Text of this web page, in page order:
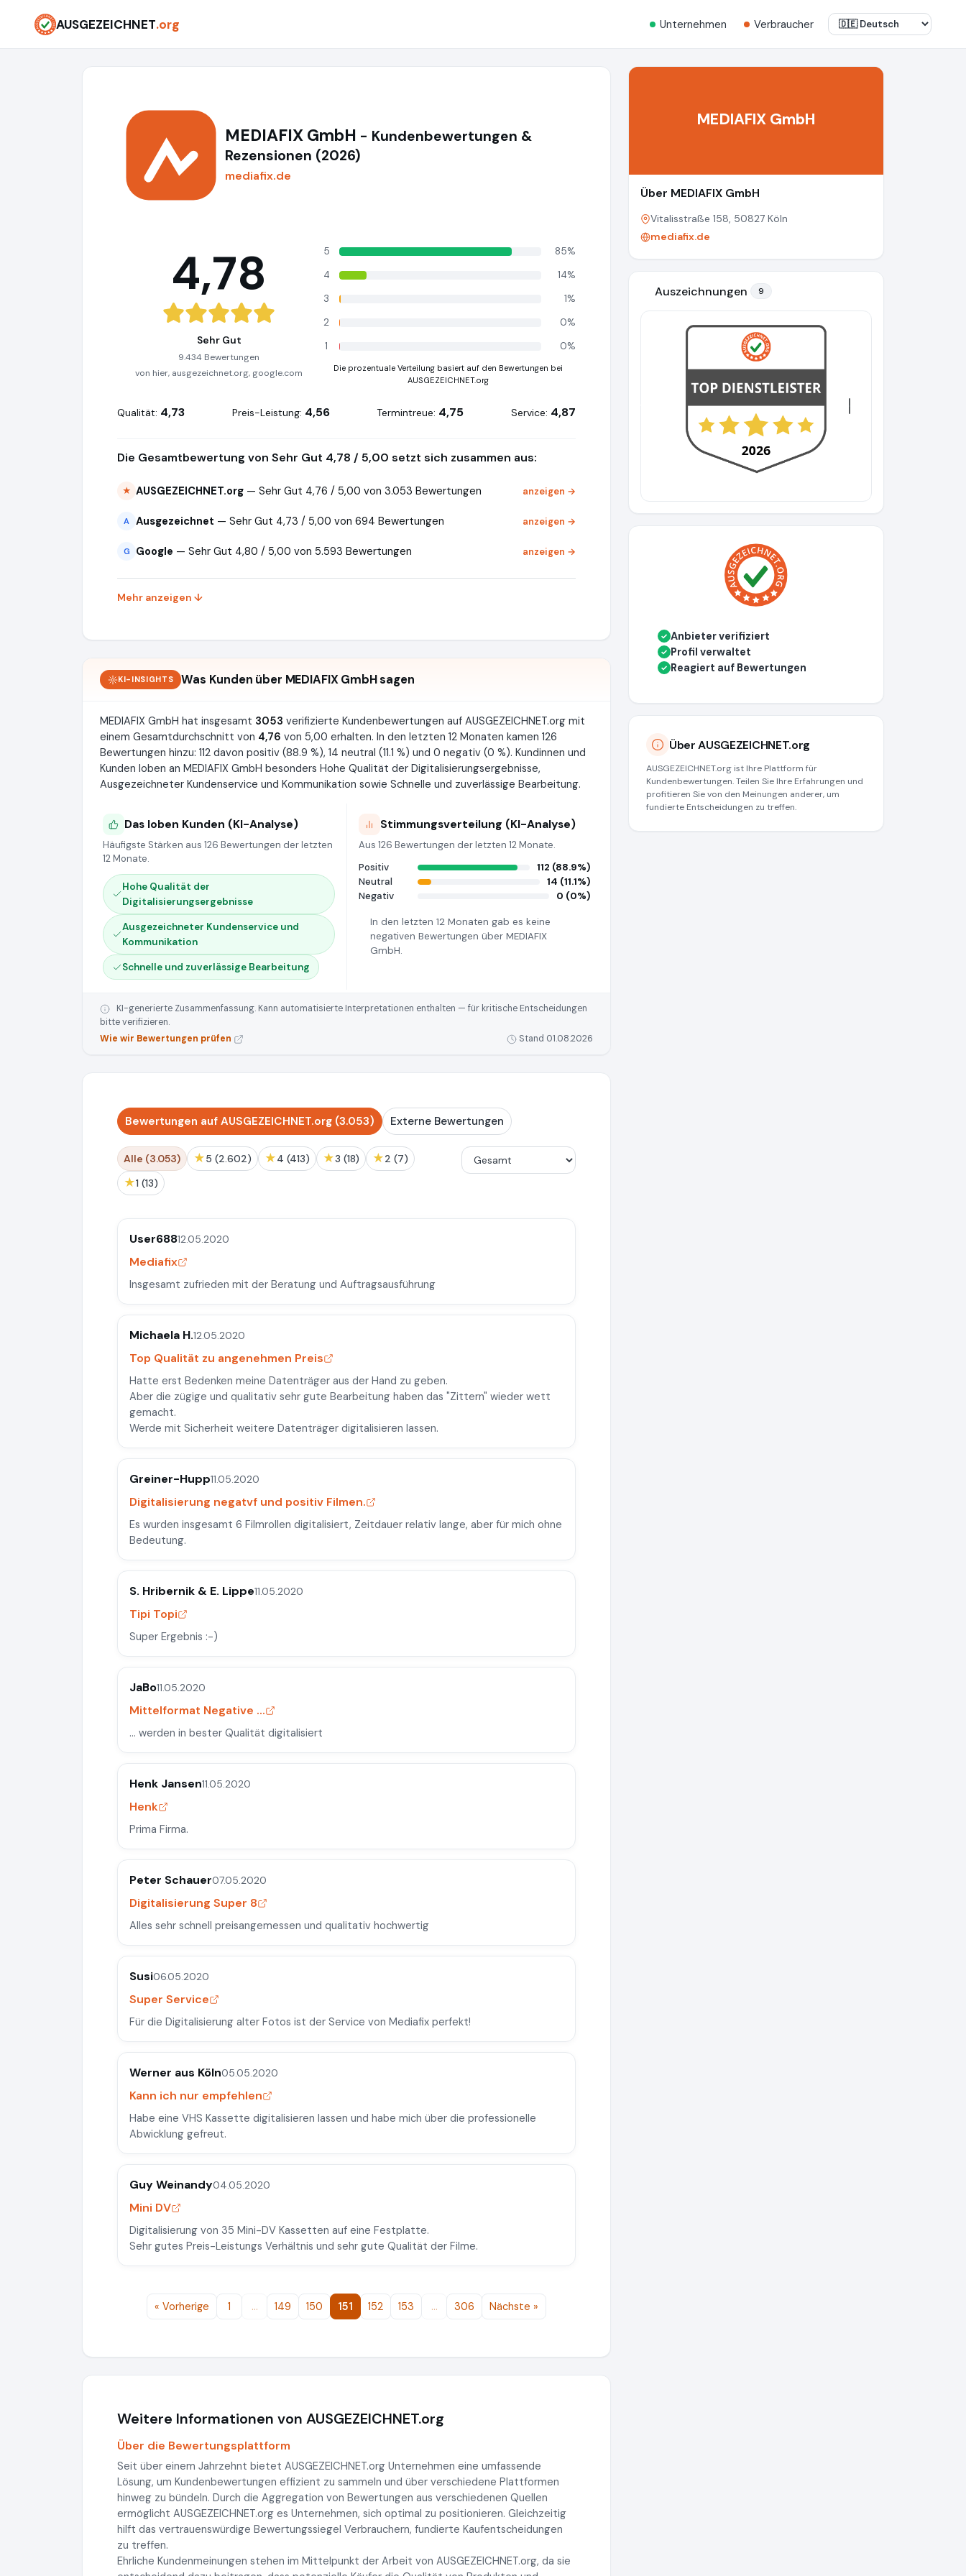
AUSGEZEICHNET.org Unternehmen Verbraucher
MEDIAFIX GmbH - Kundenbewertungen &
Rezensionen (2026)
mediafix.de
4,78
Sehr Gut
9.434 Bewertungen
von hier, ausgezeichnet.org, google.com
5
85%
4
14%
3
1%
2
0%
1
0%
Die prozentuale Verteilung basiert auf den Bewertungen bei
AUSGEZEICHNET.org
Qualität: 4,73 Preis-Leistung: 4,56 Termintreue: 4,75 Service: 4,87
Die Gesamtbewertung von Sehr Gut 4,78 / 5,00 setzt sich zusammen aus:
★ AUSGEZEICHNET.org — Sehr Gut 4,76 / 5,00 von 3.053 Bewertungen anzeigen →
A Ausgezeichnet — Sehr Gut 4,73 / 5,00 von 694 Bewertungen anzeigen →
G Google — Sehr Gut 4,80 / 5,00 von 5.593 Bewertungen anzeigen →
Mehr anzeigen ↓
KI-INSIGHTS Was Kunden über MEDIAFIX GmbH sagen
MEDIAFIX GmbH hat insgesamt 3053 verifizierte Kundenbewertungen auf AUSGEZEICHNET.org mit
einem Gesamtdurchschnitt von 4,76 von 5,00 erhalten. In den letzten 12 Monaten kamen 126
Bewertungen hinzu: 112 davon positiv (88.9 %), 14 neutral (11.1 %) und 0 negativ (0 %). Kundinnen und
Kunden loben an MEDIAFIX GmbH besonders Hohe Qualität der Digitalisierungsergebnisse,
Ausgezeichneter Kundenservice und Kommunikation sowie Schnelle und zuverlässige Bearbeitung.
Das loben Kunden (KI-Analyse)
Häufigste Stärken aus 126 Bewertungen der letzten
12 Monate.
Hohe Qualität der
Digitalisierungsergebnisse
Ausgezeichneter Kundenservice und
Kommunikation
Schnelle und zuverlässige Bearbeitung
Stimmungsverteilung (KI-Analyse)
Aus 126 Bewertungen der letzten 12 Monate.
Positiv
112 (88.9%)
Neutral
14 (11.1%)
Negativ
0 (0%)
In den letzten 12 Monaten gab es keine
negativen Bewertungen über MEDIAFIX
GmbH.
KI-generierte Zusammenfassung. Kann automatisierte Interpretationen enthalten — für kritische Entscheidungen
bitte verifizieren.
Wie wir Bewertungen prüfen
Stand 01.08.2026
Bewertungen auf AUSGEZEICHNET.org (3.053) Externe Bewertungen
Alle (3.053) ★ 5 (2.602) ★ 4 (413) ★ 3 (18) ★ 2 (7)
★ 1 (13)
User68812.05.2020
Mediafix
Insgesamt zufrieden mit der Beratung und Auftragsausführung
Michaela H.12.05.2020
Top Qualität zu angenehmen Preis
Hatte erst Bedenken meine Datenträger aus der Hand zu geben.
Aber die zügige und qualitativ sehr gute Bearbeitung haben das "Zittern" wieder wett
gemacht.
Werde mit Sicherheit weitere Datenträger digitalisieren lassen.
Greiner-Hupp11.05.2020
Digitalisierung negatvf und positiv Filmen.
Es wurden insgesamt 6 Filmrollen digitalisiert, Zeitdauer relativ lange, aber für mich ohne
Bedeutung.
S. Hribernik & E. Lippe11.05.2020
Tipi Topi
Super Ergebnis :-)
JaBo11.05.2020
Mittelformat Negative ...
... werden in bester Qualität digitalisiert
Henk Jansen11.05.2020
Henk
Prima Firma.
Peter Schauer07.05.2020
Digitalisierung Super 8
Alles sehr schnell preisangemessen und qualitativ hochwertig
Susi06.05.2020
Super Service
Für die Digitalisierung alter Fotos ist der Service von Mediafix perfekt!
Werner aus Köln05.05.2020
Kann ich nur empfehlen
Habe eine VHS Kassette digitalisieren lassen und habe mich über die professionelle
Abwicklung gefreut.
Guy Weinandy04.05.2020
Mini DV
Digitalisierung von 35 Mini-DV Kassetten auf eine Festplatte.
Sehr gutes Preis-Leistungs Verhältnis und sehr gute Qualität der Filme.
« Vorherige 1 … 149 150 151 152 153 … 306 Nächste »
Weitere Informationen von AUSGEZEICHNET.org
Über die Bewertungsplattform
Seit über einem Jahrzehnt bietet AUSGEZEICHNET.org Unternehmen eine umfassende
Lösung, um Kundenbewertungen effizient zu sammeln und über verschiedene Plattformen
hinweg zu bündeln. Durch die Aggregation von Bewertungen aus verschiedenen Quellen
ermöglicht AUSGEZEICHNET.org es Unternehmen, sich optimal zu positionieren. Gleichzeitig
hilft das vertrauenswürdige Bewertungssiegel Verbrauchern, fundierte Kaufentscheidungen
zu treffen.
Ehrliche Kundenmeinungen stehen im Mittelpunkt der Arbeit von AUSGEZEICHNET.org, da sie
MEDIAFIX GmbH
Über MEDIAFIX GmbH
Vitalisstraße 158, 50827 Köln
mediafix.de
Auszeichnungen 9
✓ Anbieter verifiziert
✓ Profil verwaltet
✓ Reagiert auf Bewertungen
Über AUSGEZEICHNET.org
AUSGEZEICHNET.org ist Ihre Plattform für
Kundenbewertungen. Teilen Sie Ihre Erfahrungen und
profitieren Sie von den Meinungen anderer, um
fundierte Entscheidungen zu treffen.